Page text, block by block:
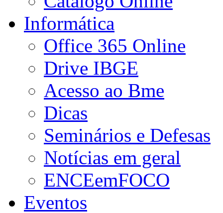
Informática
Office 365 Online
Drive IBGE
Acesso ao Bme
Dicas
Seminários e Defesas
Notícias em geral
ENCEemFOCO
Eventos